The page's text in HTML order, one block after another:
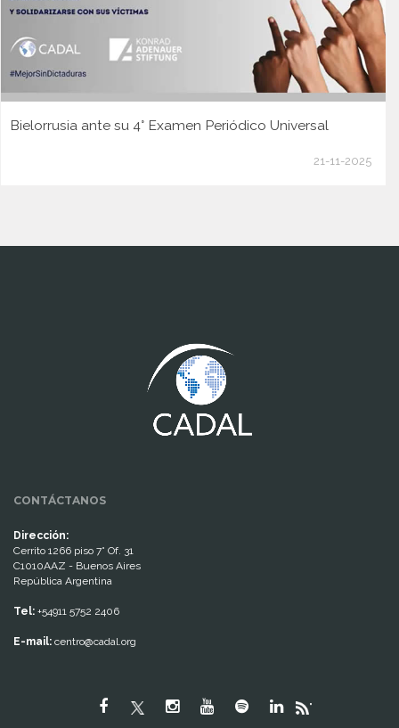
Bielorrusia ante su 4° Examen Periódico Universal
21-11-2025
CONTÁCTANOS
Dirección:
Cerrito 1266 piso 7° Of. 31
C1010AAZ - Buenos Aires
República Argentina
Tel: +54911 5752 2406
E-mail: centro@cadal.org
"